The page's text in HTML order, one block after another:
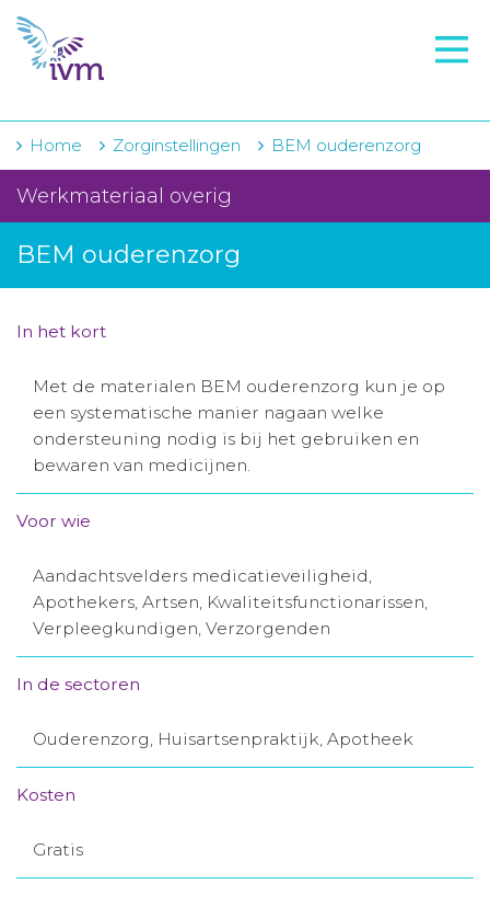
VMI
FTO voorbereiding
IVM-academie
Zorginstellingen
Over IVM
Actueel
Contact
Winkelwagentje
Aanmelden nieuwsbrief
Inloggen
Toegang leeromgeving
Home Zorginstellingen BEM ouderenzorg
Werkmateriaal overig
BEM ouderenzorg
In het kort
Met de materialen BEM ouderenzorg kun je op
een systematische manier nagaan welke
ondersteuning nodig is bij het gebruiken en
bewaren van medicijnen.
Voor wie
Aandachtsvelders medicatieveiligheid,
Apothekers, Artsen, Kwaliteitsfunctionarissen,
Verpleegkundigen, Verzorgenden
In de sectoren
Ouderenzorg, Huisartsenpraktijk, Apotheek
Kosten
Gratis